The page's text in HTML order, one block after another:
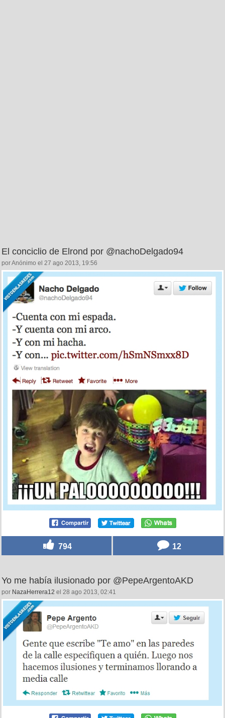
El conciclio de Elrond por @nachoDelgado94
por Anónimo el 27 ago 2013, 19:56
794 12
Yo me había ilusionado por @PepeArgentoAKD
por NazaHerrera12 el 28 ago 2013, 02:41